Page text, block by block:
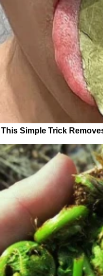
This Simple Trick